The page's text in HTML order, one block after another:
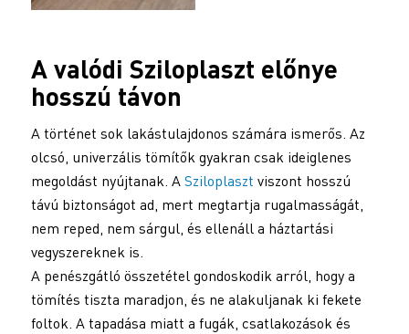
A valódi Sziloplaszt előnye
hosszú távon
A történet sok lakástulajdonos számára ismerős. Az
olcsó, univerzális tömítők gyakran csak ideiglenes
megoldást nyújtanak. A Sziloplaszt viszont hosszú
távú biztonságot ad, mert megtartja rugalmasságát,
nem reped, nem sárgul, és ellenáll a háztartási
vegyszereknek is.
A penészgátló összetétel gondoskodik arról, hogy a
tömítés tiszta maradjon, és ne alakuljanak ki fekete
foltok. A tapadása miatt a fugák, csatlakozások és